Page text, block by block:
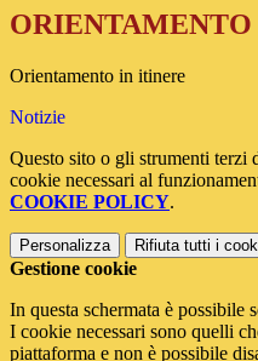
Orientamento in itinere
Notizie
Questo sito o gli strumenti terzi
cookie necessari al
COOKIE POLICY.
Personalizza Rifiuta tutti i
Gestione cookie
In questa schermata è possibile
I cookie necessari sono quelli
piattaforma e non è possibile